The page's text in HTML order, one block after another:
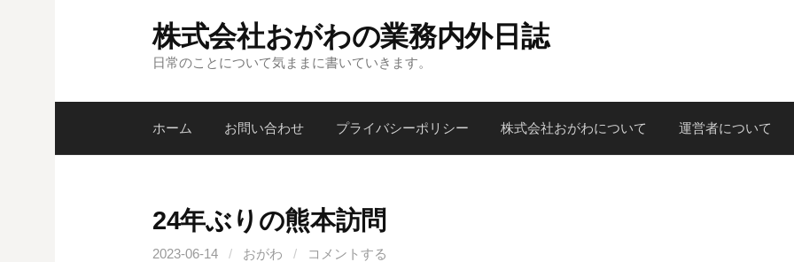
ツ
ス
株式会社おがわの業務内外日誌
日常のことについて気ままに書いていきます。
ホーム お問い合わせ プライバシーポリシー 株式会社おがわについて 運営者について
24年ぶりの熊本訪問
2023-06-14 / おがわ / コメントする